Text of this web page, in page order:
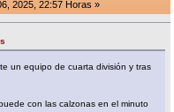
2025, 22:57 Horas »
un equipo de cuarta división y tras
con las calzonas en el minuto